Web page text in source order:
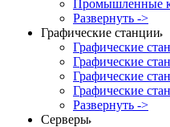
Промышленные
Развернуть ->
Графические станции
Графические
Графические
Графические
Графические
Развернуть ->
Серверы